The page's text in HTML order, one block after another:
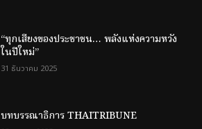
“ทุกเสียงของประชาชน… พลังแห่งความหวัง
ในปีใหม่”
31 ธันวาคม 2025
บทบรรณาธิการ THAITRIBUNE